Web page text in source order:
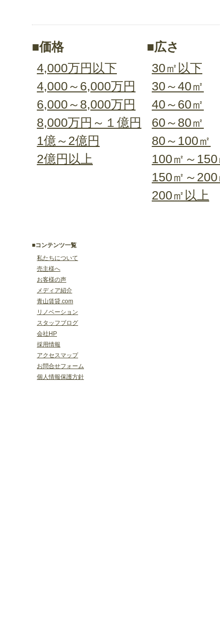
■価格
4,000万円以下
4,000～6,000万円
6,000～8,000万円
8,000万円～１億円
1億～2億円
2億円以上
■広さ
30㎡以下
30～40㎡
40～60㎡
60～80㎡
80～100㎡
100㎡～
150㎡～
200㎡以上
■コンテンツ一覧
私たちについて
売主様へ
お客様の声
メディア紹介
青山賃貸.com
リノベーション
スタッフブログ
会社HP
採用情報
アクセスマップ
お問合せフォーム
個人情報保護方針